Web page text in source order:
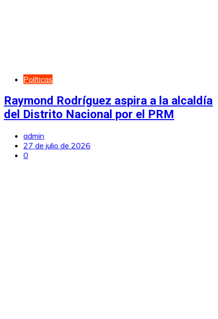
Políticas
Raymond Rodríguez aspira a la alcaldía
del Distrito Nacional por el PRM
admin
27 de julio de 2026
0